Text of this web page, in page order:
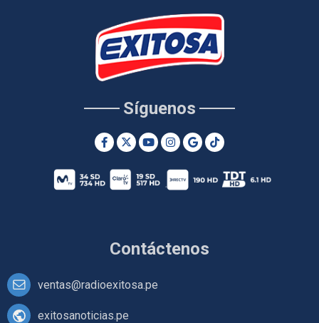
Contáctenos
ventas@radioexitosa.pe
exitosanoticias.pe
Síguenos